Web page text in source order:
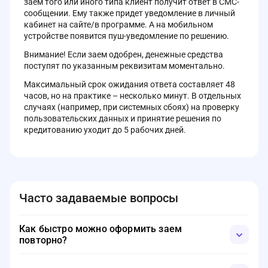
сообщении. Ему также придет уведомление в личный
кабинет на сайте/в программе. А на мобильном
устройстве появится пуш-уведомление по решению.
Внимание! Если заем одобрен, денежные средства
поступят по указанным реквизитам моментально.
Максимальный срок ожидания ответа составляет 48
часов, но на практике – несколько минут. В отдельных
случаях (например, при системных сбоях) на проверку
пользовательских данных и принятие решения по
кредитованию уходит до 5 рабочих дней.
Часто задаваемые вопросы
Как быстро можно оформить заем
повторно?